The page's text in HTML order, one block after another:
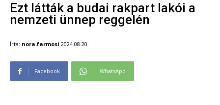
Ezt látták a budai rakpart lakói a
nemzeti ünnep reggelén
Írta: nora.farmosi 2024.08.20.
Facebook WhatsApp